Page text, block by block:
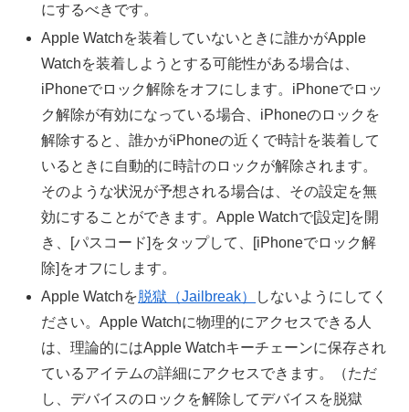
にするべきです。
Apple Watchを装着していないときに誰かがApple
Watchを装着しようとする可能性がある場合は、
iPhoneでロック解除をオフにします。iPhoneでロッ
ク解除が有効になっている場合、iPhoneのロックを
解除すると、誰かがiPhoneの近くで時計を装着して
いるときに自動的に時計のロックが解除されます。
そのような状況が予想される場合は、その設定を無
効にすることができます。Apple Watchで[設定]を開
き、[パスコード]をタップして、[iPhoneでロック解
除]をオフにします。
Apple Watchを脱獄（Jailbreak）
しないようにしてく
ださい。Apple Watchに物理的にアクセスできる人
は、理論的にはApple Watchキーチェーンに保存され
ているアイテムの詳細にアクセスできます。（ただ
し、デバイスのロックを解除してデバイスを脱獄